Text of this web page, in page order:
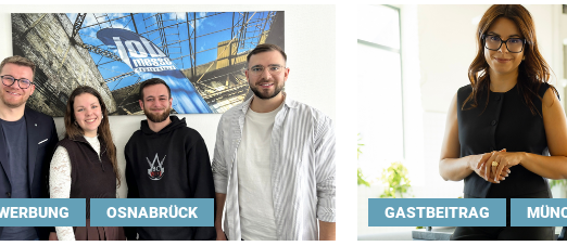
OSNABRÜCK GASTBEITRAG